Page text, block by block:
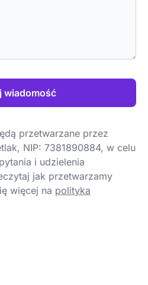
wiadomość
przetwarzane przez
NIP: 7381890884, w celu
i udzielenia
jak przetwarzamy
więcej na polityka